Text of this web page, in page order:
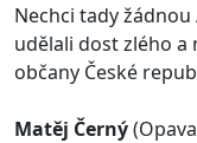
Nechci tady
udělali dost zlého
občany České
Matěj Černý